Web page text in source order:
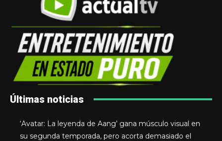
Últimas noticias
‘Avatar: La leyenda de Aang’ gana músculo visual en
su segunda temporada, pero acorta demasiado el